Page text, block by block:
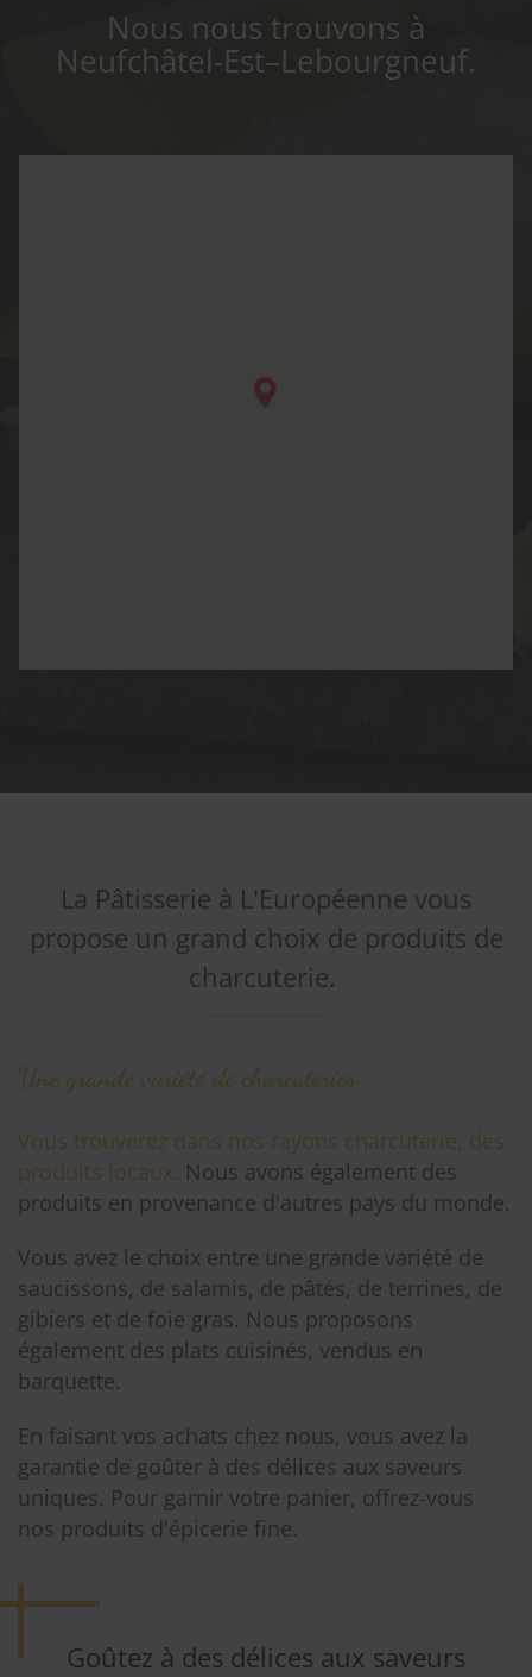
Nous nous trouvons à
Neufchâtel-Est–Lebourgneuf.
La Pâtisserie à L'Européenne vous
propose un grand choix de produits de
charcuterie.
Une grande variété de charcuteries
Vous trouverez dans nos rayons charcuterie, des
produits locaux. Nous avons également des
produits en provenance d'autres pays du monde.
Vous avez le choix entre une grande variété de
saucissons, de salamis, de pâtés, de terrines, de
gibiers et de foie gras. Nous proposons
également des plats cuisinés, vendus en
barquette.
En faisant vos achats chez nous, vous avez la
garantie de goûter à des délices aux saveurs
uniques. Pour garnir votre panier, offrez-vous
nos produits d'épicerie fine.
Goûtez à des délices aux saveurs